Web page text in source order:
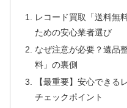
レコード買取「送料無
ための安心業者選び
なぜ注意が必要？遺品
料」の裏側
【最重要】安心できる
チェックポイント